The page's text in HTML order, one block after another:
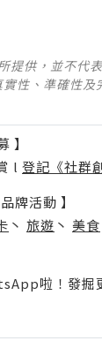
提供，並不代
性、準確性
】
l 登記《社群
牌活動 】
丶 旅遊 丶 美食
啦！發掘